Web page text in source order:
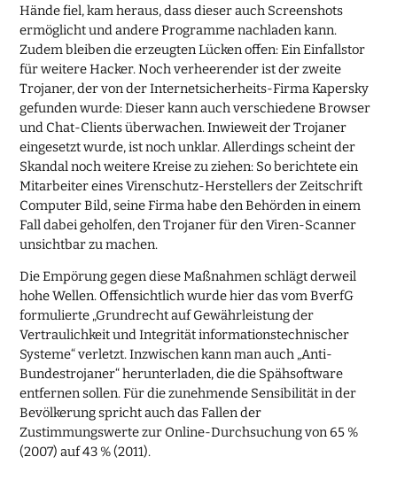
Hände fiel, kam heraus, dass dieser auch Screenshots
ermöglicht und andere Programme nachladen kann.
Zudem bleiben die erzeugten Lücken offen: Ein Einfallstor
für weitere Hacker. Noch verheerender ist der zweite
Trojaner, der von der Internetsicherheits-Firma Kapersky
gefunden wurde: Dieser kann auch verschiedene Browser
und Chat-Clients überwachen. Inwieweit der Trojaner
eingesetzt wurde, ist noch unklar. Allerdings scheint der
Skandal noch weitere Kreise zu ziehen: So berichtete ein
Mitarbeiter eines Virenschutz-Herstellers der Zeitschrift
Computer Bild, seine Firma habe den Behörden in einem
Fall dabei geholfen, den Trojaner für den Viren-Scanner
unsichtbar zu machen.
Die Empörung gegen diese Maßnahmen schlägt derweil
hohe Wellen. Offensichtlich wurde hier das vom BverfG
formulierte „Grundrecht auf Gewährleistung der
Vertraulichkeit und Integrität informationstechnischer
Systeme“ verletzt. Inzwischen kann man auch „Anti-
Bundestrojaner“ herunterladen, die die Spähsoftware
entfernen sollen. Für die zunehmende Sensibilität in der
Bevölkerung spricht auch das Fallen der
Zustimmungswerte zur Online-Durchsuchung von 65 %
(2007) auf 43 % (2011).